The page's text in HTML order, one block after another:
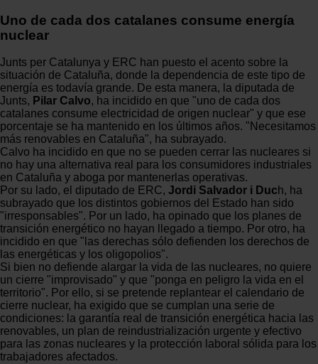
Uno de cada dos catalanes consume energía
nuclear
Junts per Catalunya y ERC han puesto el acento sobre la
situación de Cataluña, donde la dependencia de este tipo de
energía es todavía grande. De esta manera, la diputada de
Junts, Pilar Calvo, ha incidido en que "uno de cada dos
catalanes consume electricidad de origen nuclear" y que ese
porcentaje se ha mantenido en los últimos años. "Necesitamos
más renovables en Cataluña", ha subrayado.
Calvo ha incidido en que no se pueden cerrar las nucleares si
no hay una alternativa real para los consumidores industriales
en Cataluña y aboga por mantenerlas operativas.
Por su lado, el diputado de ERC, Jordi Salvador i Duc h, ha
subrayado que los distintos gobiernos del Estado han sido
"irresponsables". Por un lado, ha opinado que los planes de
transición energético no hayan llegado a tiempo. Por otro, ha
incidido en que "las derechas sólo defienden los derechos de
las energéticas y los oligopolios".
Si bien no defiende alargar la vida de las nucleares, no quiere
un cierre "improvisado" y que "ponga en peligro la vida en el
territorio". Por ello, si se pretende replantear el calendario de
cierre nuclear, ha exigido que se cumplan una serie de
condiciones: la garantía real de transición energética hacia las
renovables, un plan de reindustrialización urgente y efectivo
para las zonas nucleares y la protección laboral sólida para los
trabajadores afectados.